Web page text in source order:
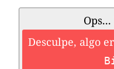
Desculpe, algo